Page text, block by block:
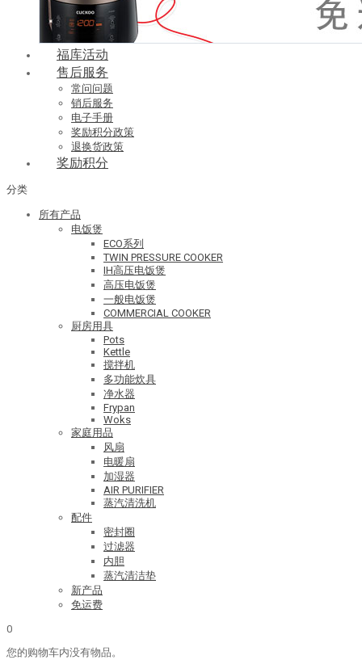
福库活动
售后服务
常问问题
销后服务
电子手册
奖励积分政策
退换货政策
奖励积分
分类
所有产品
电饭煲
ECO系列
TWIN PRESSURE COOKER
IH高压电饭煲
高压电饭煲
一般电饭煲
COMMERCIAL COOKER
厨房用具
Pots
Kettle
搅拌机
多功能炊具
净水器
Frypan
Woks
家庭用品
风扇
电暖扇
加湿器
AIR PURIFIER
蒸汽清洗机
配件
密封圈
过滤器
内胆
蒸汽清洁垫
新产品
免运费
0
您的购物车内没有物品。